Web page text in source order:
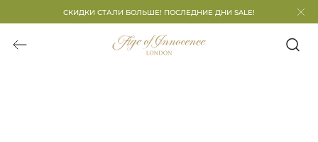
СКИДКИ СТАЛИ БОЛЬШЕ! ПОСЛЕДНИЕ ДНИ SALE!